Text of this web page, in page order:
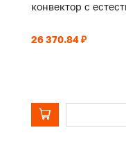
конвектор с
26 370.84 ₽